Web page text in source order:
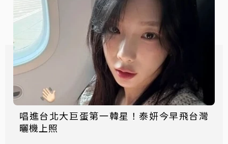
唱進台北大巨蛋第一韓星！泰妍今早飛台灣
曬機上照